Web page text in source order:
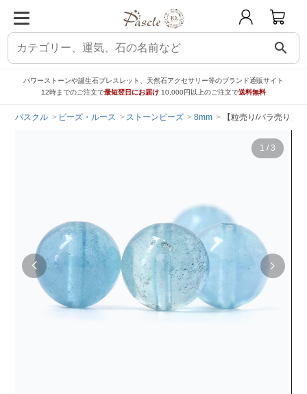
search
パワーストーンや誕生石ブレスレット、天然石アクセサリー等のブランド通販サイト
12時までのご注文で最短翌日にお届け 10,000円以上のご注文で送料無料
パスクル ビーズ・ルース ストーンビーズ 8mm 【粒売り/バラ売り】
1 / 3